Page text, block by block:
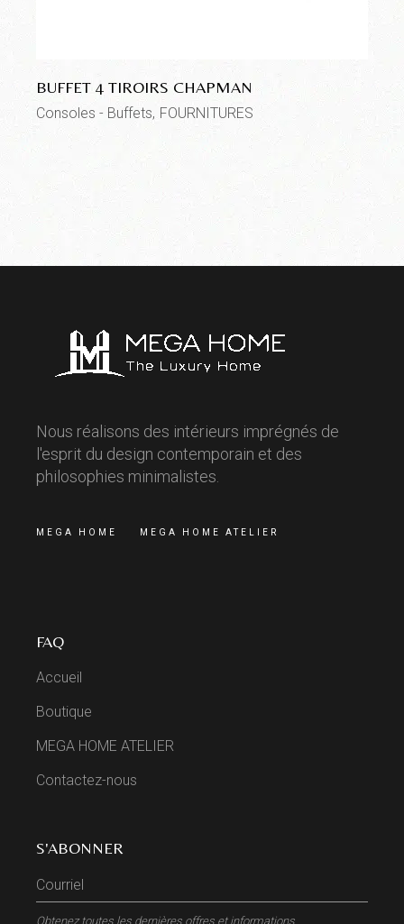
BUFFET 4 TIROIRS CHAPMAN
Consoles - Buffets FOURNITURES
Nous réalisons des intérieurs imprégnés de
l'esprit du design contemporain et des
philosophies minimalistes.
MEGA HOME MEGA HOME ATELIER
FAQ
Accueil
Boutique
MEGA HOME ATELIER
Contactez-nous
S'ABONNER
Obtenez toutes les dernières offres et informations